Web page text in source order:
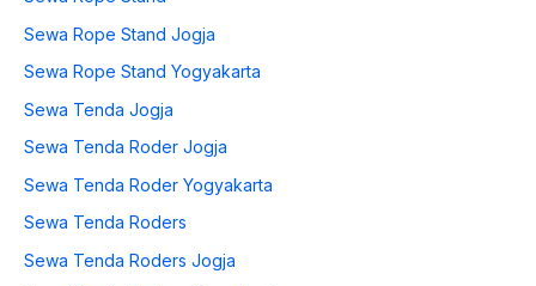
Sewa Rope Stand Jogja
Sewa Rope Stand Yogyakarta
Sewa Tenda Jogja
Sewa Tenda Roder Jogja
Sewa Tenda Roder Yogyakarta
Sewa Tenda Roders
Sewa Tenda Roders Jogja